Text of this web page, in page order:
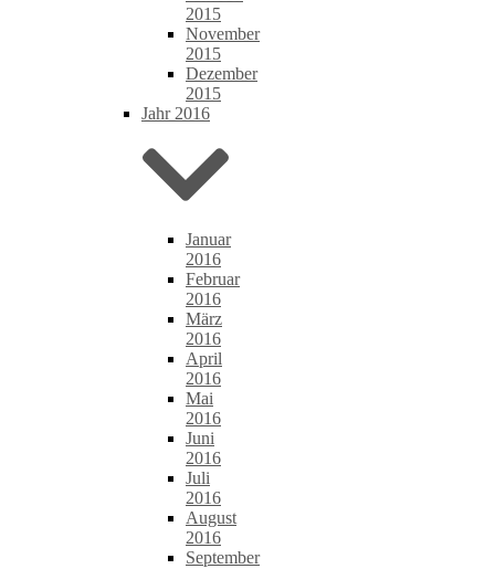
2015
November
2015
Dezember
2015
Jahr 2016
Januar
2016
Februar
2016
März
2016
April
2016
Mai
2016
Juni
2016
Juli
2016
August
2016
September